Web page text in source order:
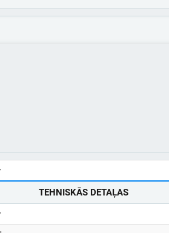
TEHNISKĀS DETAĻAS